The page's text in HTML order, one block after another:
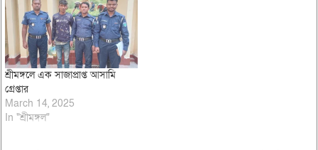
শ্রীমঙ্গলে এক সাজাপ্রাপ্ত আসামি
গ্রেপ্তার
March 14, 2025
In "শ্রীমঙ্গল"